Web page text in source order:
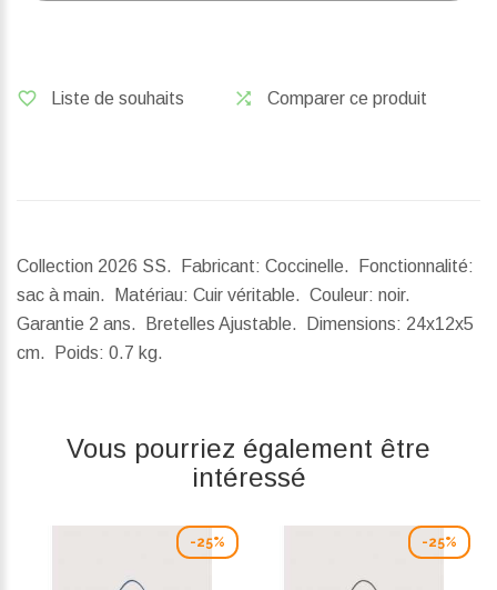
Liste de souhaits Comparer ce produit
Collection 2026 SS. Fabricant: Coccinelle. Fonctionnalité:
sac à main. Matériau: Cuir véritable. Couleur: noir.
Garantie 2 ans. Bretelles Ajustable.
Dimensions: 24x12x5
cm.
Poids: 0.7 kg.
Vous pourriez également être
intéressé
-25% -25%